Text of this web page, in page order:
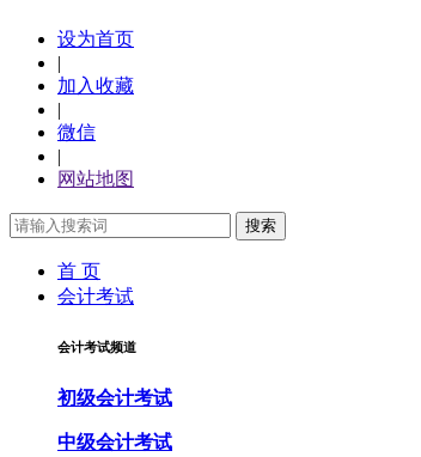
设为首页
|
加入收藏
|
微信
|
网站地图
搜索
首 页
会计考试
会计考试频道
初级会计考试
中级会计考试